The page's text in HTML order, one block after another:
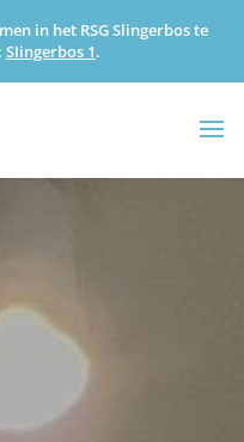
in het RSG Slingerbos te
SIingerbos 1.